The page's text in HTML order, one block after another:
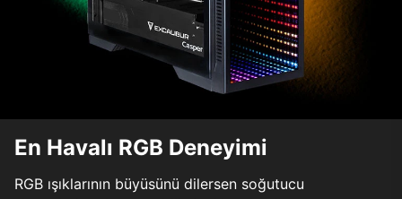
En Havalı RGB Deneyimi
RGB ışıklarının büyüsünü dilersen soğutucu